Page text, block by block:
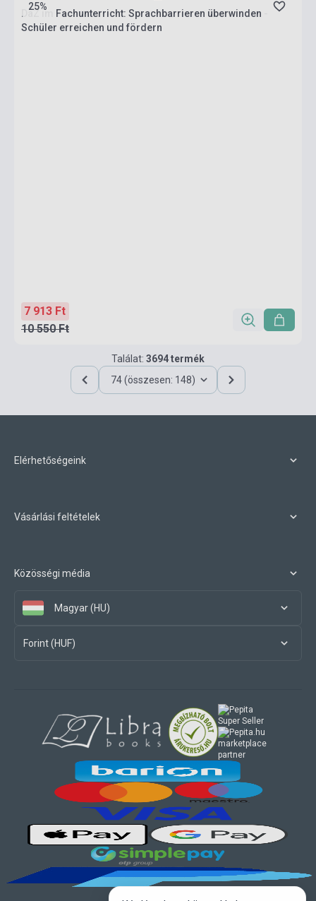
25%
DaZ im Fachunterricht: Sprachbarrieren überwinden -
Schüler erreichen und fördern
7 913 Ft
10 550 Ft
Találat: 3694 termék
74 (összesen: 148)
Elérhetőségeink
Vásárlási feltételek
Közösségi média
Magyar (HU)
Forint (HUF)
marketplace
partner